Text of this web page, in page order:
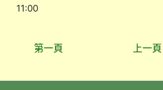
11:00
第一頁 上一頁